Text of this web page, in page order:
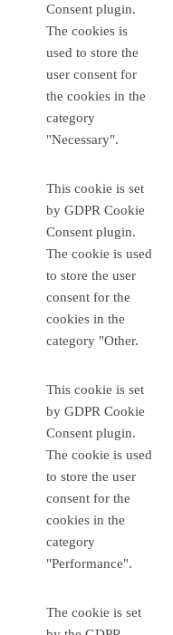
Consent plugin.
The cookies is
used to store the
user consent for
the cookies in the
category
"Necessary".
This cookie is set
by GDPR Cookie
Consent plugin.
The cookie is used
to store the user
consent for the
cookies in the
category "Other.
This cookie is set
by GDPR Cookie
Consent plugin.
The cookie is used
to store the user
consent for the
cookies in the
category
"Performance".
The cookie is set